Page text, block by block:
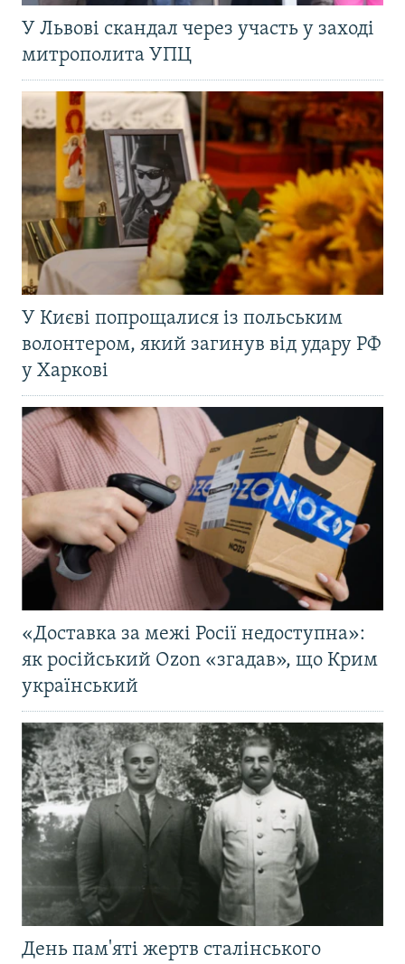
У Львові скандал через участь у заході
митрополита УПЦ
У Києві попрощалися із польським
волонтером, який загинув від удару РФ
у Харкові
«Доставка за межі Росії недоступна»:
як російський Ozon «згадав», що Крим
український
День пам'яті жертв сталінського